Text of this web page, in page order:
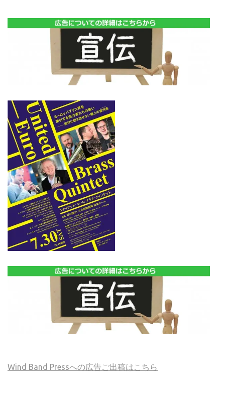
Wind Band Pressへの広告ご出稿はこちら